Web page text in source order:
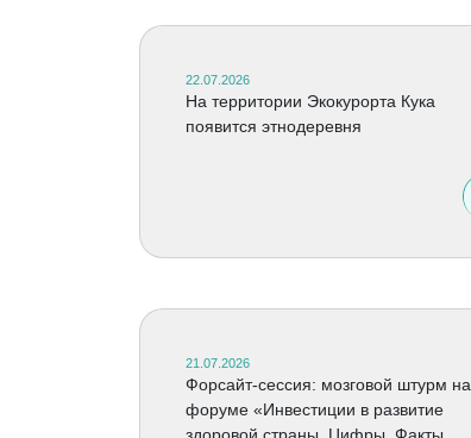
22.07.2026
На территории Экокурорта Кука
появится этнодеревня
21.07.2026
Форсайт-сессия: мозговой штурм на
форуме «Инвестиции в развитие